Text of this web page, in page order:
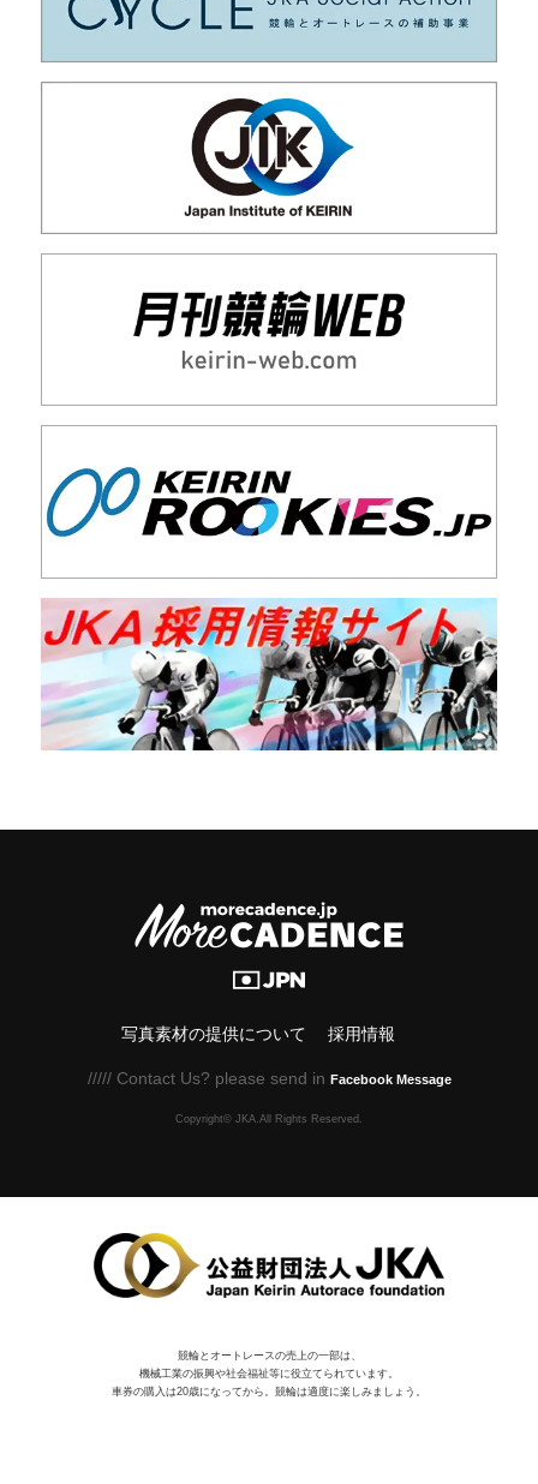
写真素材の提供について 採用情報
///// Contact Us? please send in Facebook Message
Copyright© JKA.All Rights Reserved.
競輪とオートレースの売上の一部は、
機械⼯業の振興や社会福祉等に役⽴てられています。
車券の購入は20歳になってから。競輪は適度に楽しみましょう。